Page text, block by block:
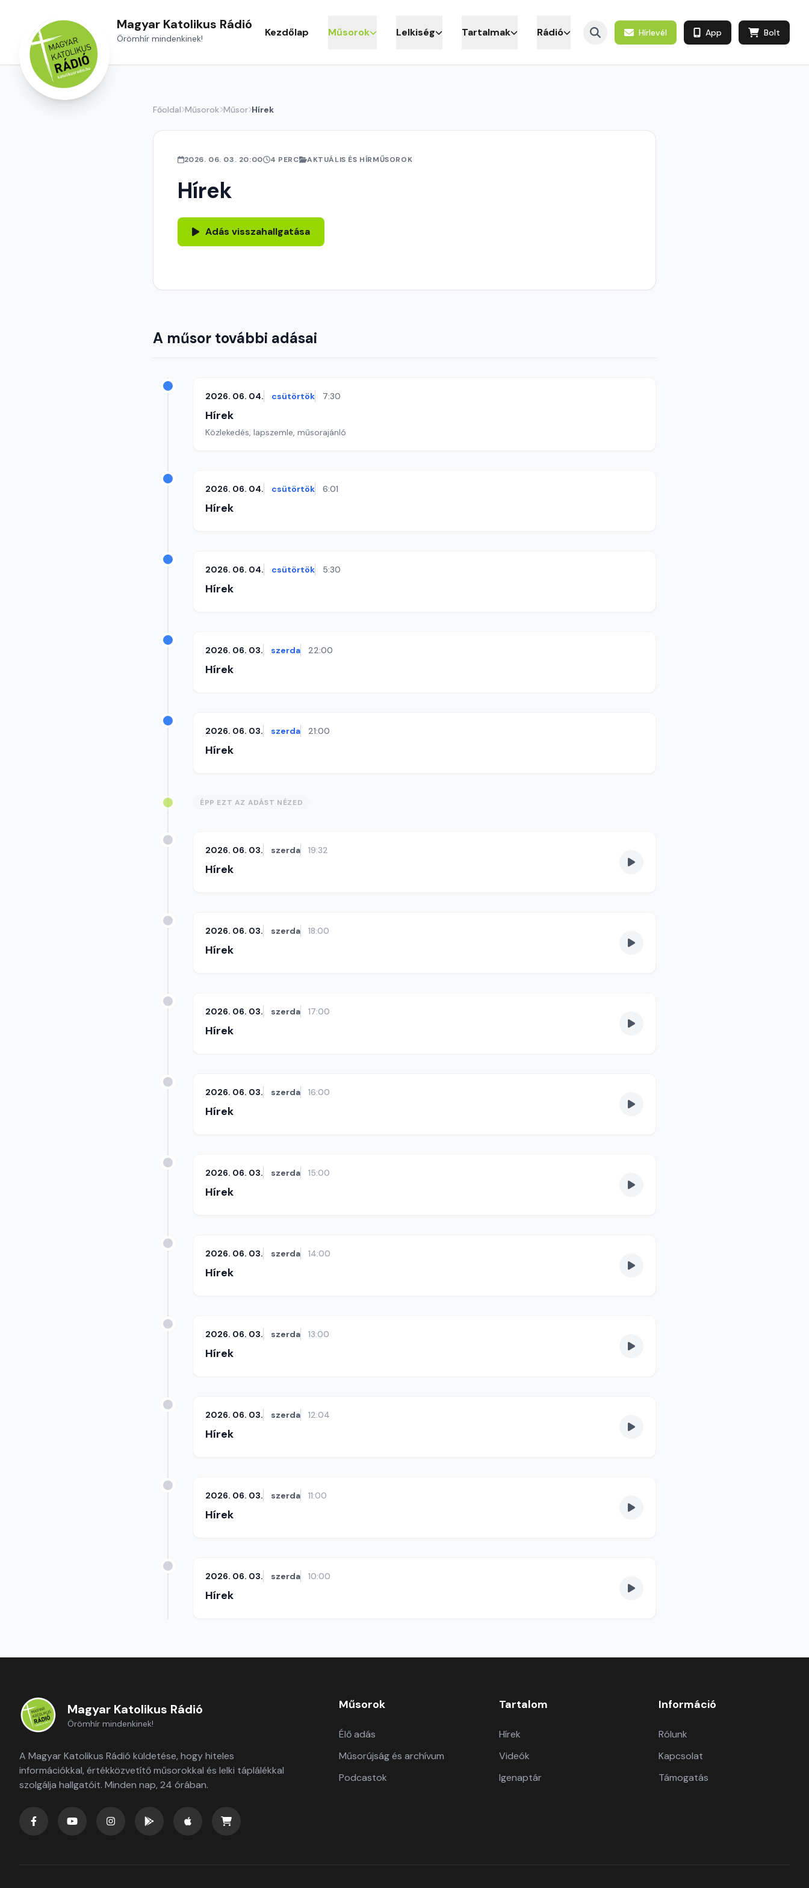
Magyar Katolikus Rádió
Örömhír mindenkinek! Kezdőlap Műsorok Lelkiség Tartalmak Rádió Hírlevél App Bolt
Főoldal Műsorok Műsor Hírek
2026. 06. 03. 20:00 4 PERC AKTUÁLIS ÉS HÍRMŰSOROK
Hírek
Adás visszahallgatása
A műsor további adásai
2026. 06. 04. csütörtök 7:30
Hírek
Közlekedés, lapszemle, műsorajánló
2026. 06. 04. csütörtök 6:01
Hírek
2026. 06. 04. csütörtök 5:30
Hírek
2026. 06. 03. szerda 22:00
Hírek
2026. 06. 03. szerda 21:00
Hírek
ÉPP EZT AZ ADÁST NÉZED
2026. 06. 03. szerda 19:32
Hírek
2026. 06. 03. szerda 18:00
Hírek
2026. 06. 03. szerda 17:00
Hírek
2026. 06. 03. szerda 16:00
Hírek
2026. 06. 03. szerda 15:00
Hírek
2026. 06. 03. szerda 14:00
Hírek
2026. 06. 03. szerda 13:00
Hírek
2026. 06. 03. szerda 12:04
Hírek
2026. 06. 03. szerda 11:00
Hírek
2026. 06. 03. szerda 10:00
Hírek
Magyar Katolikus Rádió
Örömhír mindenkinek!
A Magyar Katolikus Rádió küldetése, hogy hiteles
információkkal, értékközvetítő műsorokkal és lelki táplálékkal
szolgálja hallgatóit. Minden nap, 24 órában.
Műsorok
Élő adás
Műsorújság és archívum
Podcastok
Tartalom
Hírek
Videók
Igenaptár
Információ
Rólunk
Kapcsolat
Támogatás